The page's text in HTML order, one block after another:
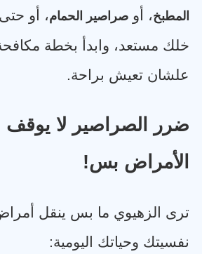
المطبخ، أو صراصير الحمام، أو
خلك مستعد، وابدأ بخطة
علشان تعيش براحة.
ضرر الصراصير لا
الأمراض بس!
ترى الزهيوي ما بس ينقل
نفسيتك وحياتك اليومية: